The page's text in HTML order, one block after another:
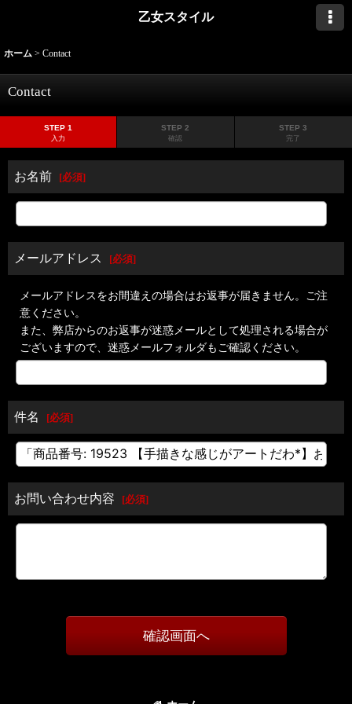
乙女スタイル
ホーム > Contact
Contact
STEP 1
入力
STEP 2
確認
STEP 3
完了
お名前 [必須]
メールアドレス [必須]
メールアドレスをお間違えの場合はお返事が届きません。ご注
意ください。
また、弊店からのお返事が迷惑メールとして処理される場合が
ございますので、迷惑メールフォルダもご確認ください。
件名 [必須]
お問い合わせ内容 [必須]
確認画面へ